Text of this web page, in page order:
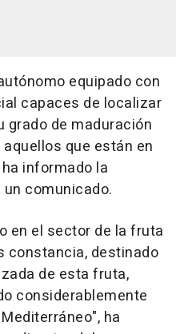
equipado con
capaces de localizar
de maduración
que están en
informado la
comunicado.
en el sector de la fruta
constancia, destinado
de esta fruta,
considerablemente
ha